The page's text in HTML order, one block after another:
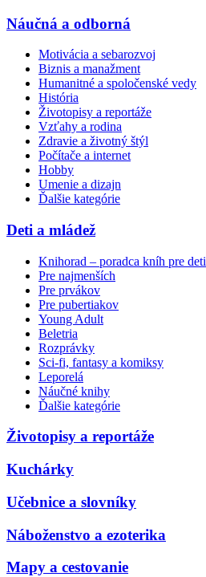
Náučná a odborná
Motivácia a sebarozvoj
Biznis a manažment
Humanitné a spoločenské vedy
História
Životopisy a reportáže
Vzťahy a rodina
Zdravie a životný štýl
Počítače a internet
Hobby
Umenie a dizajn
Ďalšie kategórie
Deti a mládež
Knihorad – poradca kníh pre deti
Pre najmenších
Pre prvákov
Pre pubertiakov
Young Adult
Beletria
Rozprávky
Sci-fi, fantasy a komiksy
Leporelá
Náučné knihy
Ďalšie kategórie
Životopisy a reportáže
Kuchárky
Učebnice a slovníky
Náboženstvo a ezoterika
Mapy a cestovanie